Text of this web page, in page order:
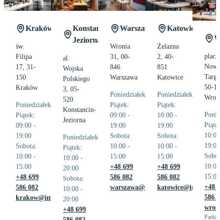
17 Pro
16
mini
Mac
Studio
MacBooka
Kraków
św.
Filipa
17, 31-
150
Kraków
Poniedziałek-
Piątek:
09:00 -
19:00
Sobota:
10:00 -
15:00
+48 699
586 082
krakow@imad.pl
Konstancin-
Jeziorna
al.
Wojska
Polskiego
3, 05-
520
Konstancin-
Jeziorna
Poniedziałek-
Piątek:
10:00 -
20:00
Sobota:
10:00 -
20:00
+48 699
Warszawa
Wronia
31, 00-
846
Warszawa
Poniedziałek-
Piątek:
09:00 -
19:00
Sobota:
10:00 -
15:00
+48 699
586 082
warszawa@imad.pl
Katowice
Żelazna
2, 40-
851
Katowice
Poniedziałek-
Piątek:
10:00 -
19:00
Sobota:
10:00 -
15:00
+48 699
586 082
katowice@imad.pl
plac
Targ
50-
19:00
15:00
+48
586